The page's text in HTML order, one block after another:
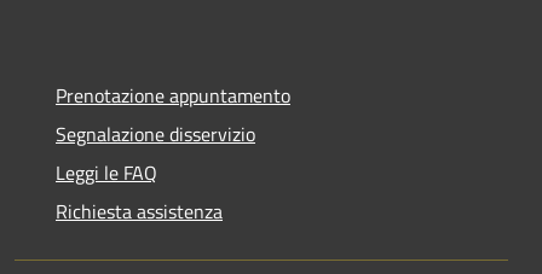
Prenotazione appuntamento
Segnalazione disservizio
Leggi le FAQ
Richiesta assistenza